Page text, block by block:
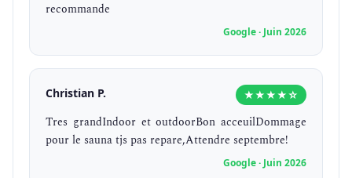
recommande
Google · Juin 2026
Christian P. ★★★★☆
Tres grandIndoor et outdoorBon acceuilDommage
pour le sauna tjs pas repare,Attendre septembre!
Google · Juin 2026